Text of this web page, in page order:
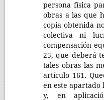
persona física
obras a las que
copia obtenida
colectiva ni
compensación
25, que deberá
tales obras las
artículo 161.
en este apartado
y, en